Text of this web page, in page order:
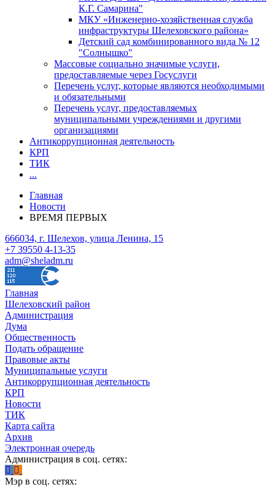
К.Г. Самарина"
МКУ «Инженерно-хозяйственная служба
инфраструктуры Шелеховского района»
Детский сад комбинированного вида № 12
"Солнышко"
Массовые социально значимые услуги,
предоставляемые через Госуслуги
Перечень услуг, которые являются необходимыми
и обязательными
Перечень услуг, предоставляемых
муниципальными учреждениями и другими
организациями
Антикоррупционная деятельность
КРП
ТИК
...
Главная
Новости
ВРЕМЯ ПЕРВЫХ
666034, г. Шелехов, улица Ленина, 15
+7 39550 4-13-35
adm@sheladm.ru
Главная
Шелеховский район
Администрация
Дума
Общественность
Подать обращение
Правовые акты
Муниципальные услуги
Антикоррупционная деятельность
КРП
Новости
ТИК
Карта сайта
Архив
Электронная очередь
Администрация в соц. сетях:
Мэр в соц. сетях: